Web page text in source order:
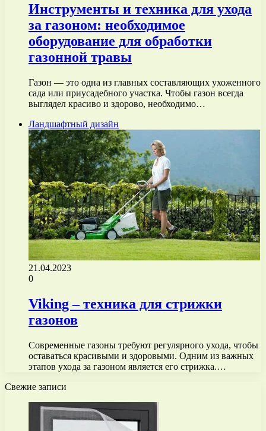
Инструменты и техника для ухода
за газоном: необходимое
оборудование для обработки
газонной травы
Газон — это одна из главных составляющих ухоженного
сада или приусадебного участка. Чтобы газон всегда
выглядел красиво и здорово, необходимо…
Ландшафтный дизайн
21.04.2023
0
Viking – техника для стрижки
газонов
Современные газоны требуют регулярного ухода, чтобы
оставаться красивыми и здоровыми. Одним из важных
этапов ухода за газоном является его стрижка.…
Свежие записи